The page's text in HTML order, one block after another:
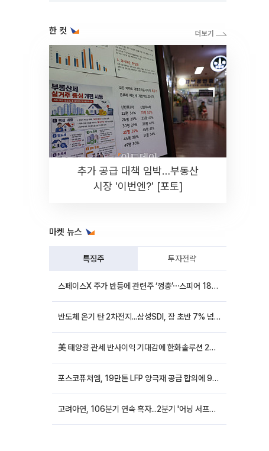
한 컷
추가 공급 대책 임박…부동산
시장 '이번엔?' [포토]
마켓 뉴스
특징주 투자전략
스페이스X 주가 반등에 관련주 ‘껑충’⋯스피어 18%ㆍ에이치브이엠 12%↑
반도체 온기 탄 2차전지...삼성SDI, 장 초반 7% 넘게 껑충
美 태양광 관세 반사이익 기대감에 한화솔루션 20%대·OCI홀딩스 14%대 급등
포스코퓨처엠, 19만톤 LFP 양극재 공급 합의에 9%대 강세
고려아연, 106분기 연속 흑자...2분기 '어닝 서프라이즈'에 장 초반 12%대 강세